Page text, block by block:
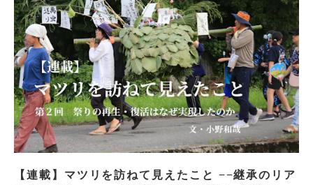
【連載】マツリを訪ねて見えたこと −−継承のリア